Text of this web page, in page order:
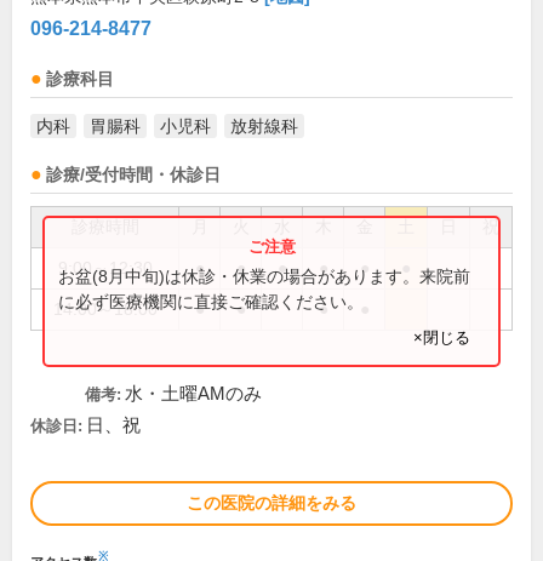
096-214-8477
診療科目
内科 胃腸科 小児科 放射線科
診療/受付時間・休診日
祝
9:00～12:30 ● ● ● ● ●
14:00～18:00 ● ● ●
お盆(8月中旬)は休診・休業の場合があります。来院前
に必ず医療機関に直接ご確認ください。
×閉じる
備考: 水・土曜AMのみ
休診日: 日、祝
この医院の詳細をみる
※